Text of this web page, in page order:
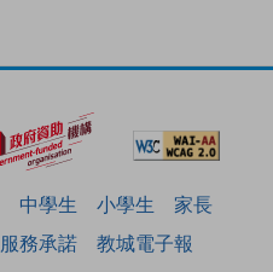
中學生 小學生
家長
服務承諾 教城電子報